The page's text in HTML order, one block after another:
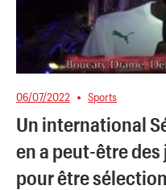
06/07/2022 Sports
Un international
en a peut-être
pour être